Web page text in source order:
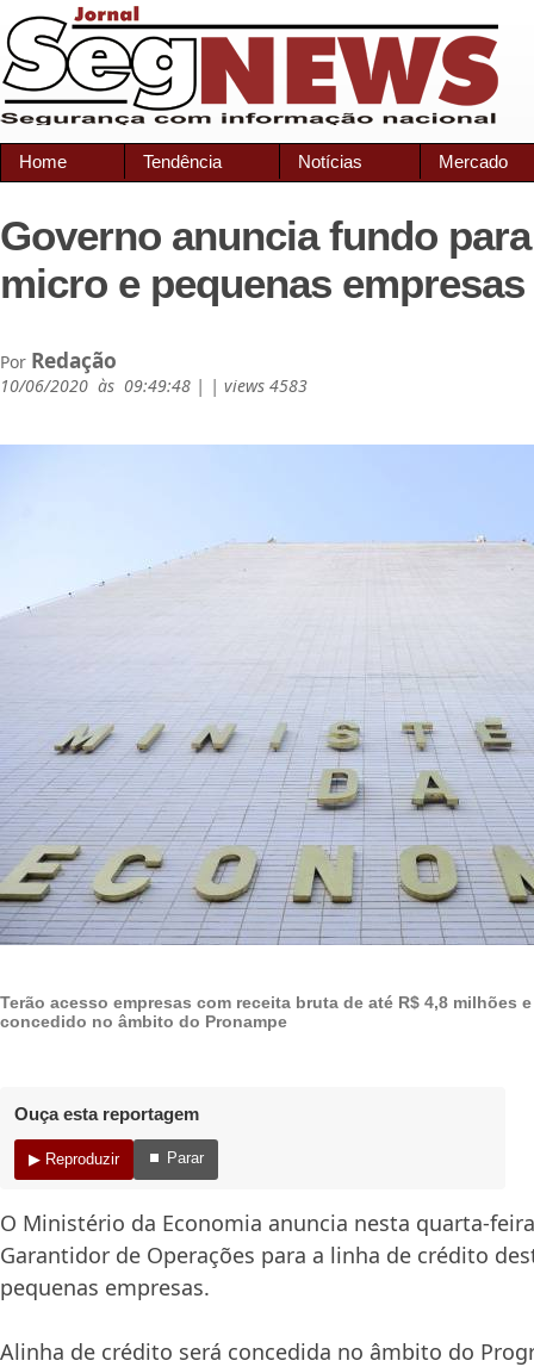
Home Tendência Notícias Mercado
Governo anuncia fundo
micro e pequenas empresas
Por Redação
10/06/2020 às 09:49:48 | | views 4583
Terão acesso empresas com receita bruta de até R$ 4,8 milhões
concedido no âmbito do Pronampe
Ouça esta reportagem
▶ Reproduzir ⏹ Parar
O Ministério da Economia anuncia nesta quarta-
Garantidor de Operações para a linha de crédito
pequenas empresas.
Alinha de crédito será concedida no âmbito do